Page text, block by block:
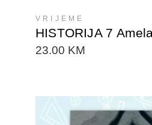
VRIJEME
HISTORIJA 7
23.00 KM